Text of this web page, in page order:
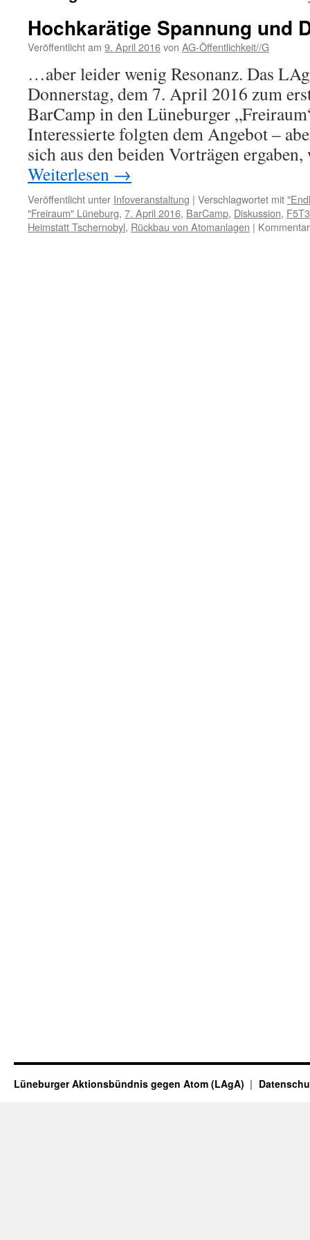
Hochkarätige Spannung und
Veröffentlicht am 9. April 2016von AG-Öffentlichkeit//G
…aber leider wenig Resonanz. Das
Donnerstag, dem 7. April 2016 zum
BarCamp in den Lüneburger
Interessierte folgten dem Angebot –
sich aus den beiden Vorträgen
Weiterlesen →
Veröffentlicht unter Infoveranstaltung | Verschlagwortet mit
"Freiraum" Lüneburg, 7. April 2016, BarCamp, Diskussion,
Heimstatt Tschernobyl, Rückbau von Atomanlagen |
Lüneburger Aktionsbündnis gegen Atom (LAgA)